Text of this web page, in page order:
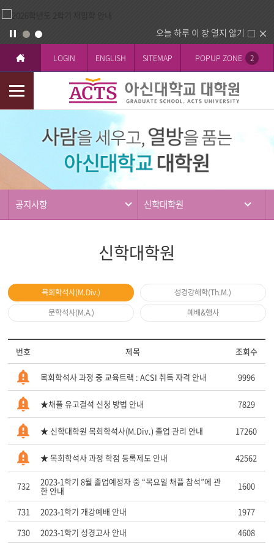
오늘 하루 이 창 열지 않기
LOGIN ENGLISH SITEMAP POPUP ZONE 2
모
바
티
공지사항 신학대학원
신학대학원
목회학석사(M.Div.)
성경강해학(Th.M.)
문학석사(M.A.)
예배&행사
번호 제목 조회수
목회학석사 과정 중 교육트랙 : ACSI 취득 자격 안내 9996
★채플 유고결석 신청 방법 안내 7829
★ 신학대학원 목회학석사(M.Div.) 졸업 관리 안내 17260
★ 목회학석사 과정 학점 등록제도 안내 42562
732 2023-1학기 8월 졸업예정자 중 “목요일 채플 참석”에 관
한 안내 1600
731 2023-1학기 개강예배 안내
1977
730
2023-1학기 성경고사 안내
4608